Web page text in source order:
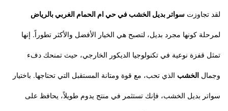
​لقد تجاوزت سواتر بديل الخشب في حي ام الحمام الغربي بالرياض
لمرحلة كونها مجرد بديل، لتصبح هي الخيار الأفضل والأكثر تطوراً. إنها
تمثل قفزة نوعية في تكنولوجيا الديكور الخارجي، حيث تمنحك دفء
وجمال الخشب الذي تحب، مع قوة ومتانة المستقبل التي تحتاجها. باختيار
سواتر بديل الخشب، فإنك تستثمر في منتج يدوم طويلاً، يحافظ على